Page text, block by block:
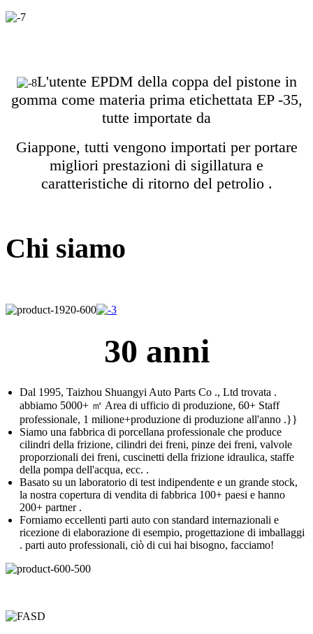
L'utente EPDM della coppa del pistone in
gomma come materia prima etichettata EP -35,
tutte importate da
Giappone, tutti vengono importati per portare
migliori prestazioni di sigillatura e
caratteristiche di ritorno del petrolio .
Chi siamo
30 anni
Dal 1995, Taizhou Shuangyi Auto Parts Co ., Ltd trovata .
abbiamo 5000+ ㎡ Area di ufficio di produzione, 60+ Staff
professionale, 1 milione+produzione di produzione all'anno .}}
Siamo una fabbrica di porcellana professionale che produce
cilindri della frizione, cilindri dei freni, pinze dei freni, valvole
proporzionali dei freni, cuscinetti della frizione idraulica, staffe
della pompa dell'acqua, ecc. .
Basato su un laboratorio di test indipendente e un grande stock,
la nostra copertura di vendita di fabbrica 100+ paesi e hanno
200+ partner .
Forniamo eccellenti parti auto con standard internazionali e
ricezione di elaborazione di esempio, progettazione di imballaggi
. parti auto professionali, ciò di cui hai bisogno, facciamo!